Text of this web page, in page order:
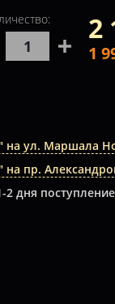
2
1
на ул. Маршала
на пр.
2 дня